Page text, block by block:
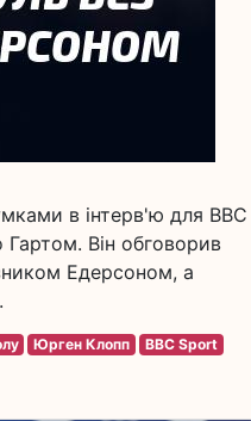
в інтерв'ю для BBC
Він обговорив
Едерсоном, а
Юрген Клопп BBC Sport